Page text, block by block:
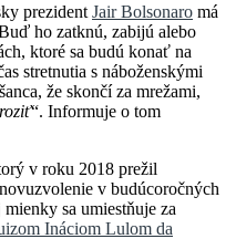
prezident Jair Bolsonaro má
ho zatknú, zabijú alebo
ktoré sa budú konať na
stretnutia s náboženskými
že skončí za mrežami,
“. Informuje o tom
v roku 2018 prežil
v budúcoročných
sa umiestňuje za
Ináciom Lulom da